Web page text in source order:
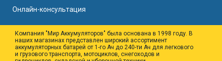
Онлайн-консультация
Компания "Мир Аккумуляторов" была основана в 1998 году. В
наших магазинах представлен широкий ассортимент
аккумуляторных батарей от 1-го Ач до 240-ти Ач для легкового
и грузового транспорта, мотоциклов, снегоходов и